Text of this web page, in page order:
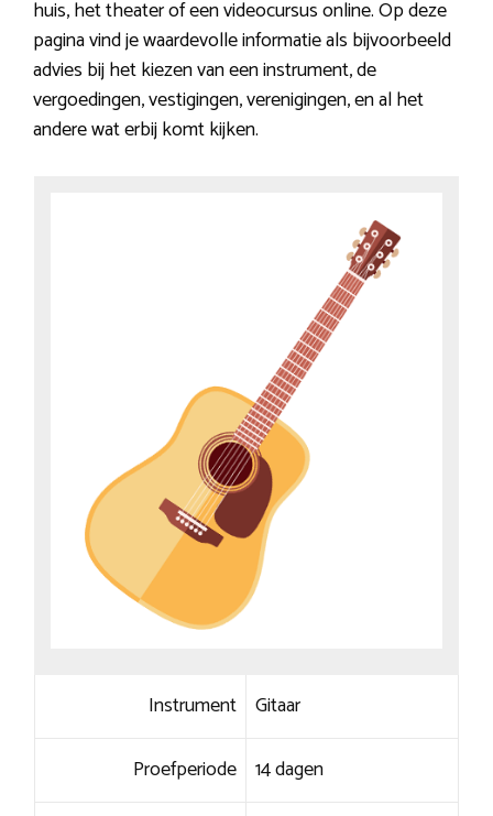
huis, het theater of een videocursus online. Op deze
pagina vind je waardevolle informatie als bijvoorbeeld
advies bij het kiezen van een instrument, de
vergoedingen, vestigingen, verenigingen, en al het
andere wat erbij komt kijken.
Instrument Gitaar
Proefperiode 14 dagen